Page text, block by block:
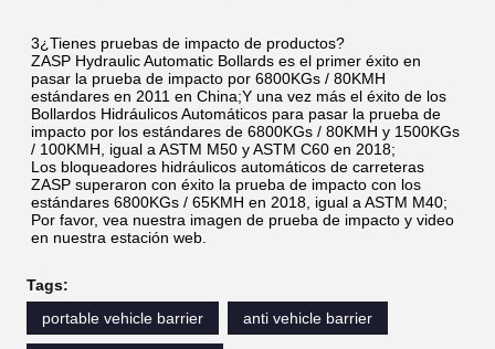
3¿Tienes pruebas de impacto de productos?
ZASP Hydraulic Automatic Bollards es el primer éxito en
pasar la prueba de impacto por 6800KGs / 80KMH
estándares en 2011 en China;Y una vez más el éxito de los
Bollardos Hidráulicos Automáticos para pasar la prueba de
impacto por los estándares de 6800KGs / 80KMH y 1500KGs
/ 100KMH, igual a ASTM M50 y ASTM C60 en 2018;
Los bloqueadores hidráulicos automáticos de carreteras
ZASP superaron con éxito la prueba de impacto con los
estándares 6800KGs / 65KMH en 2018, igual a ASTM M40;
Por favor, vea nuestra imagen de prueba de impacto y video
en nuestra estación web.
Tags:
portable vehicle barrier
anti vehicle barrier